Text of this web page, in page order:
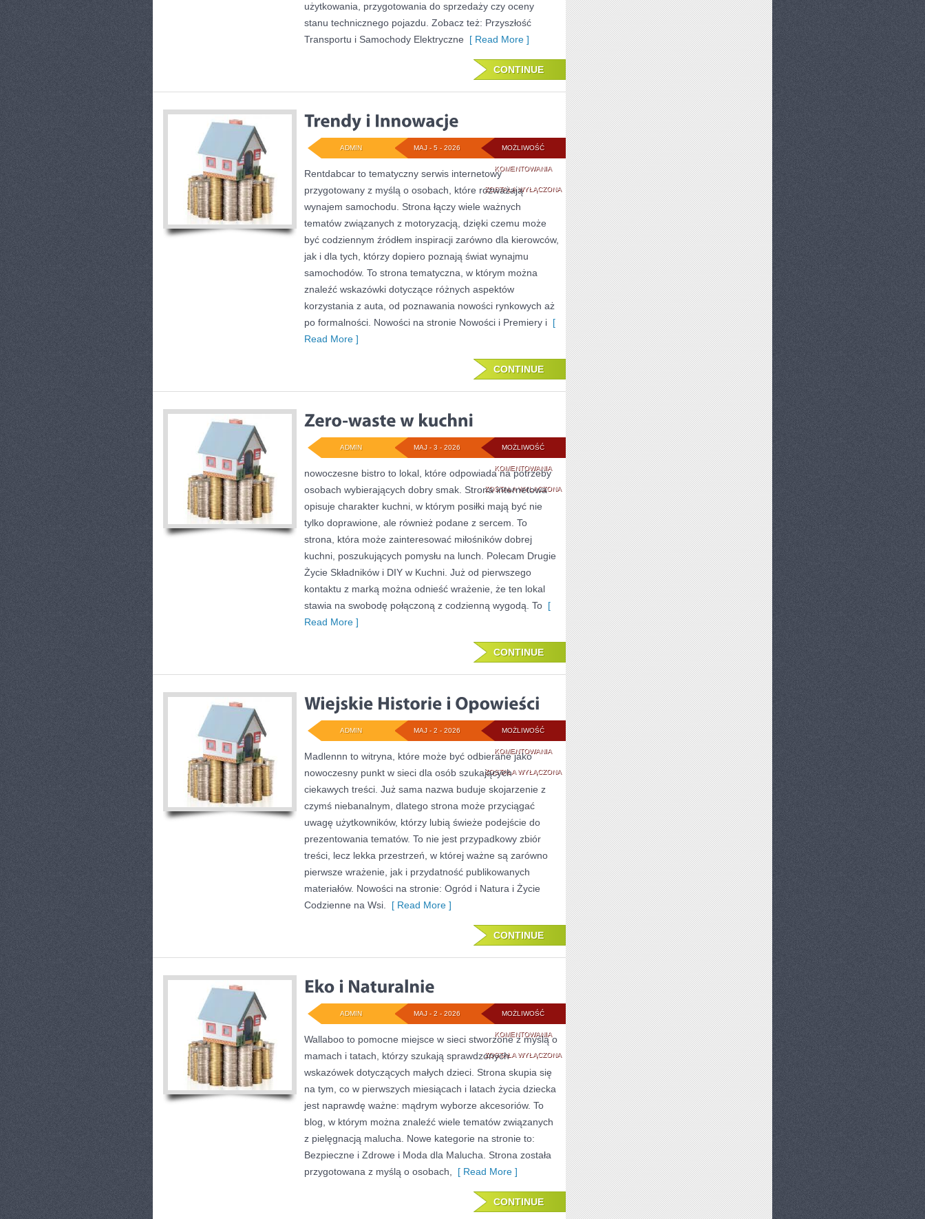
użytkowania, przygotowania do sprzedaży czy oceny
stanu technicznego pojazdu. Zobacz też: Przyszłość
Transportu i Samochody Elektryczne [ Read More ]
CONTINUE
MOŻLIWOŚĆ
KOMENTOWANIATRENDY
I
INNOWACJE
ZOSTAŁA WYŁĄCZONA
MAJ - 5 - 2026
ADMIN
Rentdabcar to tematyczny serwis internetowy
przygotowany z myślą o osobach, które rozważają
wynajem samochodu. Strona łączy wiele ważnych
tematów związanych z motoryzacją, dzięki czemu może
być codziennym źródłem inspiracji zarówno dla kierowców,
jak i dla tych, którzy dopiero poznają świat wynajmu
samochodów. To strona tematyczna, w którym można
znaleźć wskazówki dotyczące różnych aspektów
korzystania z auta, od poznawania nowości rynkowych aż
po formalności. Nowości na stronie Nowości i Premiery i [
Read More ]
CONTINUE
MOŻLIWOŚĆ
KOMENTOWANIAZERO-
WASTE
KUCHNI
ZOSTAŁA WYŁĄCZONA
MAJ - 3 - 2026
ADMIN
nowoczesne bistro to lokal, które odpowiada na potrzeby
osobach wybierających dobry smak. Strona internetowa
opisuje charakter kuchni, w którym posiłki mają być nie
tylko doprawione, ale również podane z sercem. To
strona, która może zainteresować miłośników dobrej
kuchni, poszukujących pomysłu na lunch. Polecam Drugie
Życie Składników i DIY w Kuchni. Już od pierwszego
kontaktu z marką można odnieść wrażenie, że ten lokal
stawia na swobodę połączoną z codzienną wygodą. To [
Read More ]
CONTINUE
MOŻLIWOŚĆ
KOMENTOWANIAWIEJSKIE
HISTORIE
OPOWIEŚCI
ZOSTAŁA WYŁĄCZONA
MAJ - 2 - 2026
ADMIN
Madlennn to witryna, które może być odbierane jako
nowoczesny punkt w sieci dla osób szukających
ciekawych treści. Już sama nazwa buduje skojarzenie z
czymś niebanalnym, dlatego strona może przyciągać
uwagę użytkowników, którzy lubią świeże podejście do
prezentowania tematów. To nie jest przypadkowy zbiór
treści, lecz lekka przestrzeń, w której ważne są zarówno
pierwsze wrażenie, jak i przydatność publikowanych
materiałów. Nowości na stronie: Ogród i Natura i Życie
Codzienne na Wsi.
[ Read More ]
CONTINUE
MOŻLIWOŚĆ
KOMENTOWANIAEKO
I
NATURALNIE
ZOSTAŁA WYŁĄCZONA
MAJ - 2 - 2026
ADMIN
Wallaboo to pomocne miejsce w sieci stworzone z myślą o
mamach i tatach, którzy szukają sprawdzonych
wskazówek dotyczących małych dzieci. Strona skupia się
na tym, co w pierwszych miesiącach i latach życia dziecka
jest naprawdę ważne: mądrym wyborze akcesoriów. To
blog, w którym można znaleźć wiele tematów związanych
z pielęgnacją malucha. Nowe kategorie na stronie to:
Bezpieczne i Zdrowe i Moda dla Malucha. Strona została
przygotowana z myślą o osobach,
[ Read More ]
CONTINUE